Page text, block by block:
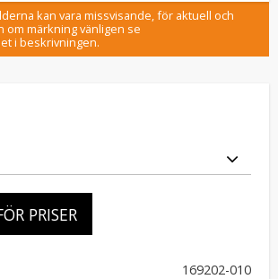
kan vara missvisande, för aktuell och
märkning vänligen se
i beskrivningen.
PRISER
169202-010